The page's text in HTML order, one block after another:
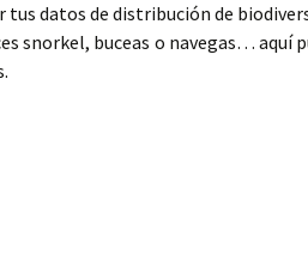
tus datos de distribución de
snorkel, buceas o navegas…
de especies marinas por